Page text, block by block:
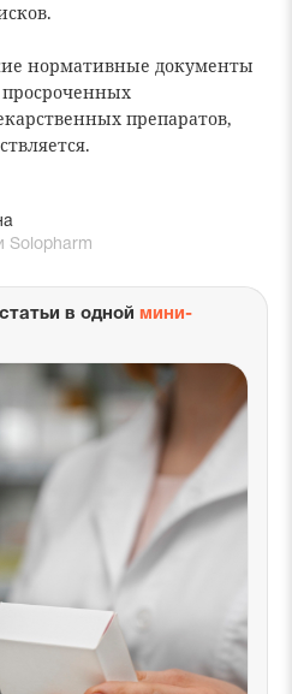
нормативные документы
препаратов,
Solopharm
в одной мини-